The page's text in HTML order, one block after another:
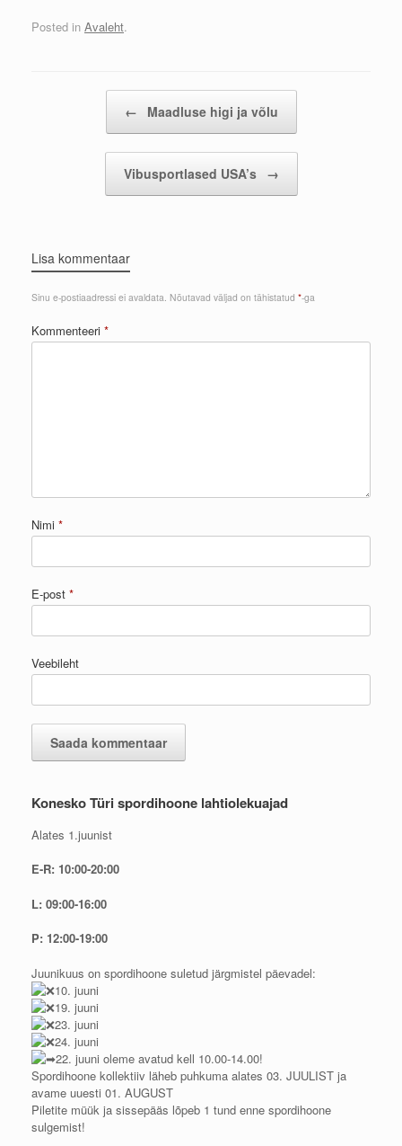
Posted in Avaleht.
← Maadluse higi ja võlu
Vibusportlased USA’s →
Lisa kommentaar
Sinu e-postiaadressi ei avaldata. Nõutavad väljad on tähistatud *-ga
Kommenteeri *
Nimi *
E-post *
Veebileht
Konesko Türi spordihoone lahtiolekuajad
Alates 1.juunist
E-R: 10:00-20:00
L: 09:00-16:00
P: 12:00-19:00
Juunikuus on spordihoone suletud järgmistel päevadel:
10. juuni
19. juuni
23. juuni
24. juuni
22. juuni oleme avatud kell 10.00-14.00!
Spordihoone kollektiiv läheb puhkuma alates 03. JUULIST ja
avame uuesti 01. AUGUST
Piletite müük ja sissepääs lõpeb 1 tund enne spordihoone
sulgemist!